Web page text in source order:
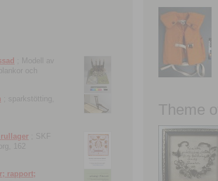
; Modell av
och
; sparkstötting,
; SKF
162
rapport;
Theme